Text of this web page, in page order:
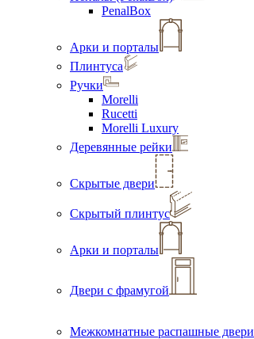
PenalBox
Арки и порталы
Плинтуса
Ручки
Morelli
Rucetti
Morelli Luxury
Деревянные рейки
Скрытые двери
Скрытый плинтус
Арки и порталы
Двери с фрамугой
Межкомнатные распашные двери